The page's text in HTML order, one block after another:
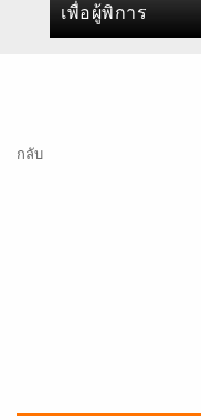
เพื่อผู้พิการ
กลับ